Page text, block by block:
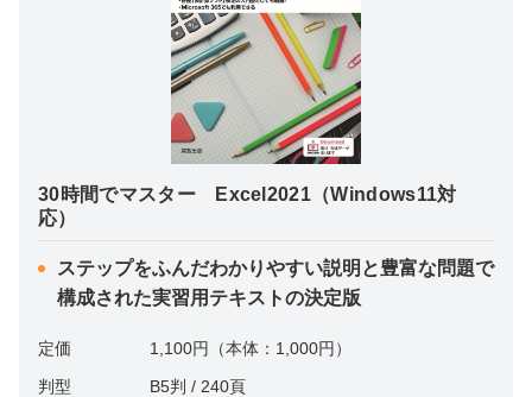
30時間でマスター Excel2021（Windows11対
応）
ステップをふんだわかりやすい説明と豊富な問題で
構成された実習用テキストの決定版
定価
1,100円（本体：1,000円）
判型
B5判 / 240頁